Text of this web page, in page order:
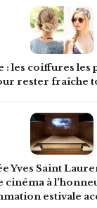
: les coiffures les
rester fraîche
Yves Saint
cinéma à
estivale